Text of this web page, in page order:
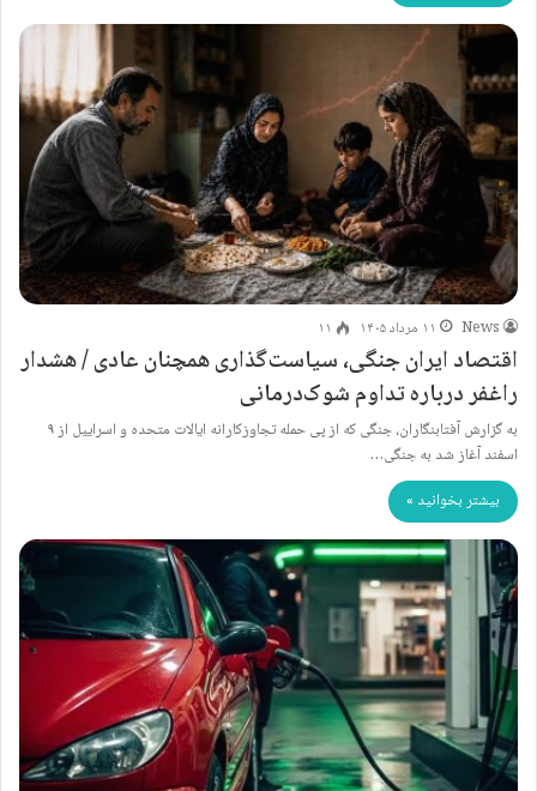
News ۱۱ مرداد ۱۴۰۵ ۱۱
اقتصاد ایران جنگی، سیاست‌گذاری همچنان عادی / هشدار
راغفر درباره تداوم شوک‌درمانی
به گزارش آفتابنگاران، جنگی که از پی حمله تجاوزکارانه ایالات متحده و اسراییل از ۹
اسفند آغاز شد به جنگی…
بیشتر بخوانید »